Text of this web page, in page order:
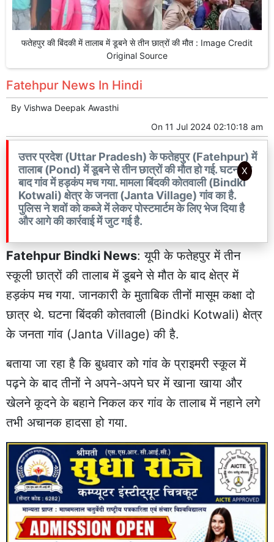
फतेहपुर की बिंदकी में तालाब में डूबने से तीन छात्रों की मौत : Image Credit
Original Source
Fatehpur News In Hindi
By Vishwa Deepak Awasthi
On 11 Jul 2024 02:10:18 am
उत्तर प्रदेश (Uttar Pradesh) के फतेहपुर (Fatehpur) में
तालाब (Pond) में डूबने से तीन छात्रों की मौत हो गई. घटना के
बाद गांव में हड़कंप मच गया. मामला बिंदकी कोतवाली (Bindki
Kotwali) क्षेत्र के जनता (Janta Village) गांव का है.
पुलिस ने शवों को कब्जे में लेकर पोस्टमार्टम के लिए भेज दिया है
और आगे की कार्रवाई में जुट गई है.
Fatehpur Bindki News: यूपी केफतेहपुर में तीन
स्कूली छात्रों की तालाब में डूबने से मौत के बाद क्षेत्र में
हड़कंप मच गया. जानकारी के मुताबिक तीनों मासूम कक्षा दो
छात्र थे. घटना बिंदकी कोतवाली (Bindki Kotwali) क्षेत्र
के जनता गांव (Janta Village) की है.
बताया जा रहा है कि बुधवार को गांव के प्राइमरी स्कूल में
पढ़ने के बाद तीनों ने अपने-अपने घर में खाना खाया और
खेलने कूदने के बहाने निकल कर गांव के तालाब में नहाने लगे
तभी अचानक हादसा हो गया.
X